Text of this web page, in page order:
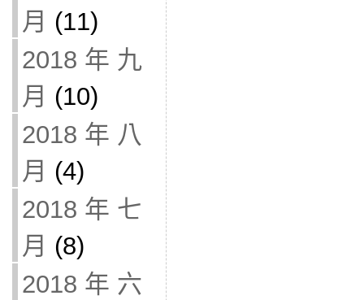
月 (11)
2018 年 九
月 (10)
2018 年 八
月 (4)
2018 年 七
月 (8)
2018 年 六